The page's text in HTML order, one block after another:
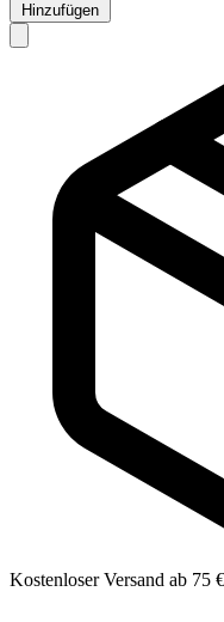
Hinzufügen
Kostenloser Versand ab 75 €